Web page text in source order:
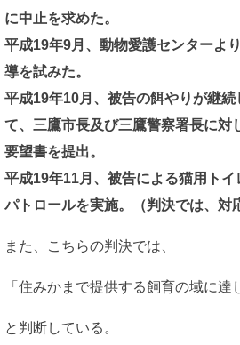
に中止を求めた。
平成19年9月、動物愛護センターよ
導を試みた。
平成19年10月、被告の餌やりが継
て、三鷹市長及び三鷹警察署長に対
要望書を提出。
平成19年11月、被告による猫用トイ
パトロールを実施。（判決では、対
また、こちらの判決では、
「住みかまで提供する飼育の域に達
と判断している。